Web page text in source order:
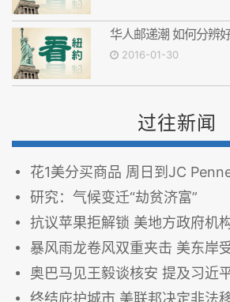
华人邮递潮 如何分辨
2016-01-30
过往新闻
花1美分买商品 周日到JC
研究：气候变迁“劫贫济富”
抗议苹果拒解锁 美地方政府机
暴风雨龙卷风双重夹击 美东岸
奥巴马见王毅谈核安 提及习近
终结庇护城市 美联邦决定非法